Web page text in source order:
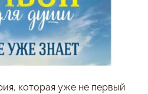
которая уже не первый